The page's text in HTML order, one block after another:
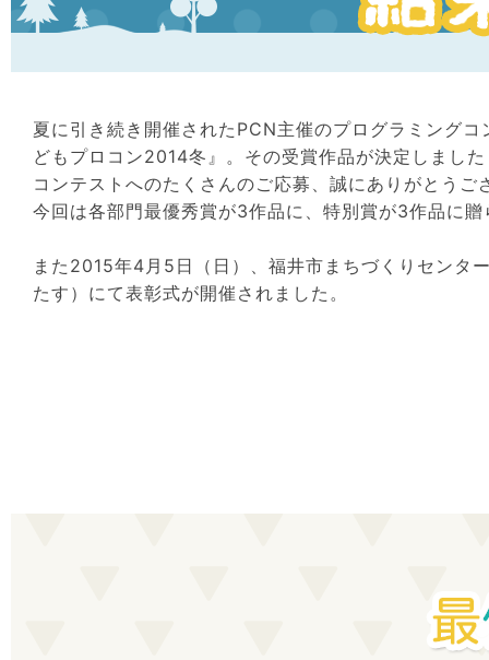
夏に引き続き開催されたPCN主催のプログラミング
どもプロコン2014冬』。その受賞作品が決定しまし
コンテストへのたくさんのご応募、誠にありがとうご
今回は各部門最優秀賞が3作品に、特別賞が3作品に贈
また2015年4月5日（日）、福井市まちづくりセンタ
たす）にて表彰式が開催されました。